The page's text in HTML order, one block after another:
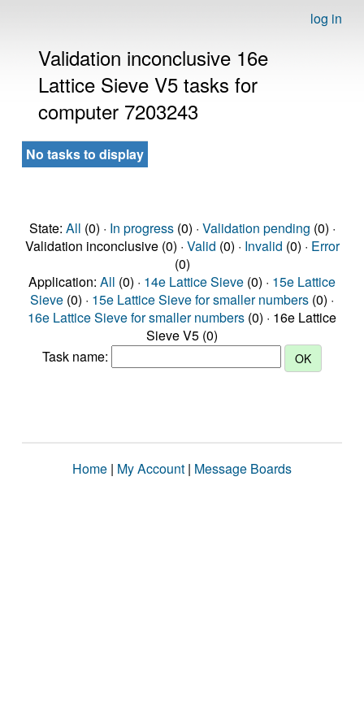
log in
Validation inconclusive 16e
Lattice Sieve V5 tasks for
computer 7203243
No tasks to display
State: All (0) · In progress(0) · Validation pending (0) ·
Validation inconclusive (0) · Valid (0) · Invalid (0) · Error
(0)
Application: All (0) · 14e Lattice Sieve (0) · 15e Lattice
Sieve (0) · 15e Lattice Sieve for smaller numbers (0) ·
16e Lattice Sieve for smaller numbers (0) · 16e Lattice
Sieve V5 (0)
Task name:
Home | My Account | Message Boards